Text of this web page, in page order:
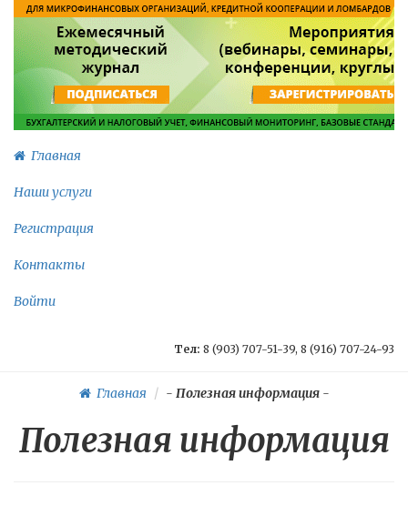
Главная
Наши услуги
Регистрация
Контакты
Войти
Тел: 8 (903) 707-51-39, 8 (916) 707-24-93
Главная - Полезная информация-
Полезная информация